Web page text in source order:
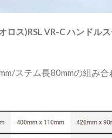
ス)RSL VR-C ハンドル
ステム長80mmの組み合